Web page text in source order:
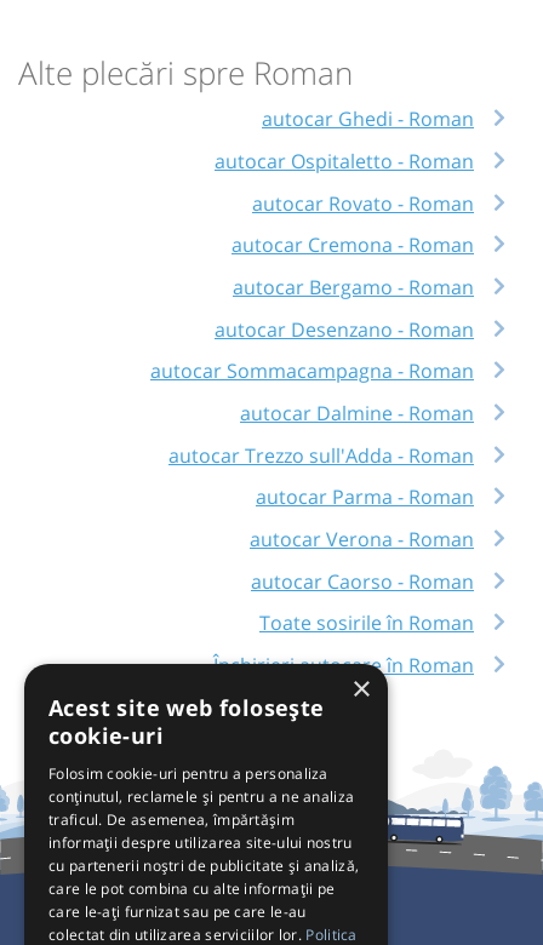
Alte plecări spre Roman
autocar Ghedi - Roman
autocar Ospitaletto - Roman
autocar Rovato - Roman
autocar Cremona - Roman
autocar Bergamo - Roman
autocar Desenzano - Roman
autocar Sommacampagna - Roman
autocar Dalmine - Roman
autocar Trezzo sull'Adda - Roman
autocar Parma - Roman
autocar Verona - Roman
autocar Caorso - Roman
Toate sosirile în Roman
Închirieri autocare în Roman
×
Acest site web folosește
cookie-uri
Folosim cookie-uri pentru a personaliza
conținutul, reclamele și pentru a ne analiza
traficul. De asemenea, împărtășim
informații despre utilizarea site-ului nostru
cu partenerii noștri de publicitate și analiză,
care le pot combina cu alte informații pe
care le-ați furnizat sau pe care le-au
colectat din utilizarea serviciilor lor. Politica